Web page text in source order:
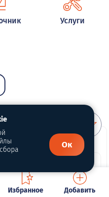
Услуги
Избранное Добавить
Ок